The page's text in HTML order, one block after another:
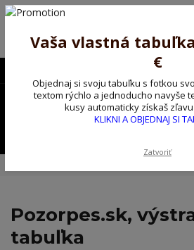
Poprosíme ctených zákazníkov o
Preto sme Vám pripravili malý
!!! ZĽAVA 5€ na PRVÚ objednávku nad
Pozorpes.sk,
tabuľka
Vaša vlastná
€
Objednaj si svoju tabuľku s fotkou
textom rýchlo a jednoducho navyše
kusy automaticky získaš
KLIKNI A OBJEDNAJ SI
Zatvoriť